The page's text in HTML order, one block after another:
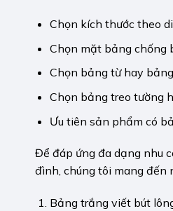
Chọn kích thước theo
Chọn mặt bảng chống
Chọn bảng từ hay
Chọn bảng treo tường
Ưu tiên sản phẩm có
Để đáp ứng đa dạng nhu
đình, chúng tôi mang đến
Bảng trắng viết bút